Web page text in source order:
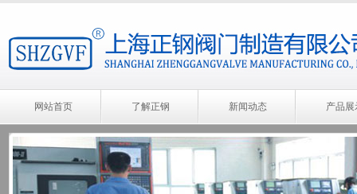
网站首页 了解正钢 新闻动态 产品展